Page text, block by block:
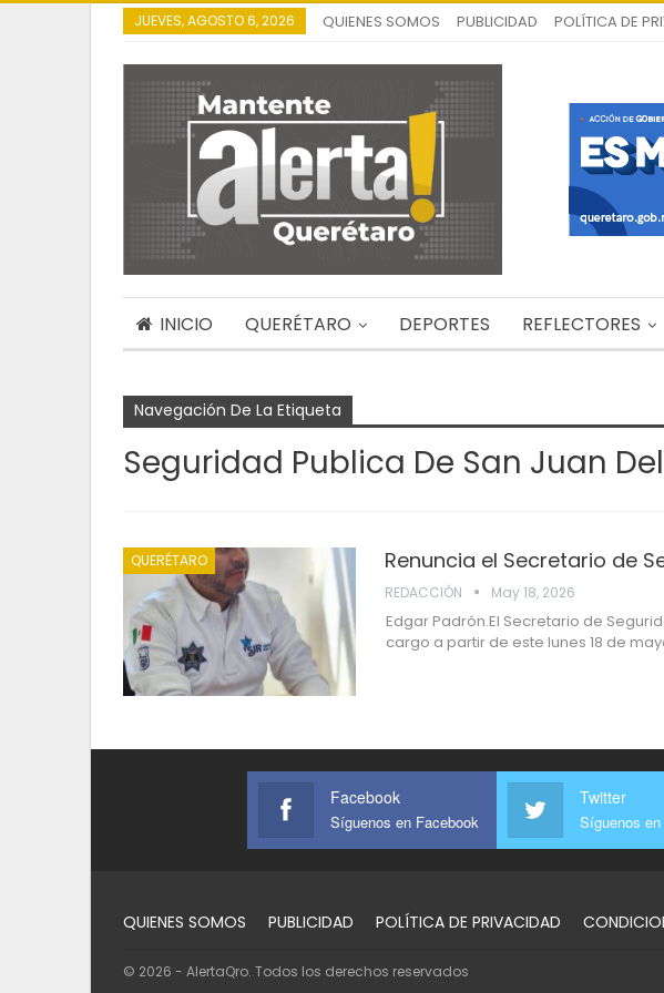
JUEVES, AGOSTO 6, 2026 QUIENES SOMOS PUBLICIDAD POLÍTICA DE
INICIO QUERÉTARO DEPORTES REFLECTORES
Navegación De La Etiqueta
Seguridad Publica De San Juan
QUERÉTARO Renuncia el Secretario de
REDACCIÓN May 18, 2026
Edgar Padrón.El Secretario de
cargo a partir de este lunes 18 de
Facebook
Síguenos en Facebook
Twitter
Síguenos en
QUIENES SOMOS PUBLICIDAD POLÍTICA DE PRIVACIDAD
© 2026 - AlertaQro. Todos los derechos reservados